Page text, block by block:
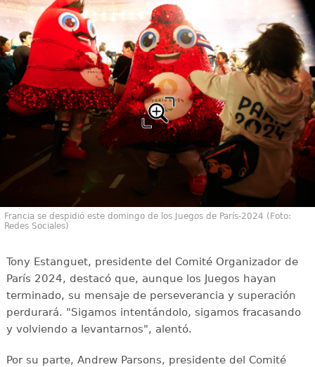
Francia se despidió este domingo de los Juegos de París-2024 (Foto:
Redes Sociales)
Tony Estanguet, presidente del Comité Organizador de
París 2024, destacó que, aunque los Juegos hayan
terminado, su mensaje de perseverancia y superación
perdurará. "Sigamos intentándolo, sigamos fracasando
y volviendo a levantarnos", alentó.
Por su parte, Andrew Parsons, presidente del Comité